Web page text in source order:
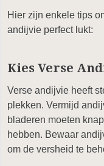
Hier zijn enkele tips
andijvie perfect lukt:
Kies Verse
Verse andijvie heeft
plekken. Vermijd
bladeren moeten
hebben. Bewaar
om de versheid te